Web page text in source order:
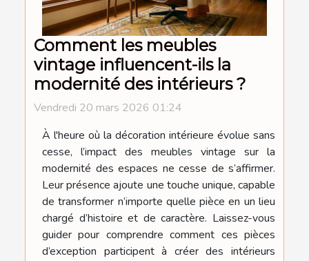
Comment les meubles
vintage influencent-ils la
modernité des intérieurs ?
Vendredi 20 mars 2026 01:24
À l'heure où la décoration intérieure évolue sans
cesse, l’impact des meubles vintage sur la
modernité des espaces ne cesse de s’affirmer.
Leur présence ajoute une touche unique, capable
de transformer n’importe quelle pièce en un lieu
chargé d’histoire et de caractère. Laissez-vous
guider pour comprendre comment ces pièces
d’exception participent à créer des intérieurs